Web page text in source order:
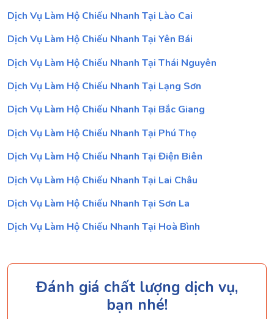
Dịch Vụ Làm Hộ Chiếu Nhanh Tại Lào Cai
Dịch Vụ Làm Hộ Chiếu Nhanh Tại Yên Bái
Dịch Vụ Làm Hộ Chiếu Nhanh Tại Thái Nguyên
Dịch Vụ Làm Hộ Chiếu Nhanh Tại Lạng Sơn
Dịch Vụ Làm Hộ Chiếu Nhanh Tại Bắc Giang
Dịch Vụ Làm Hộ Chiếu Nhanh Tại Phú Thọ
Dịch Vụ Làm Hộ Chiếu Nhanh Tại Điện Biên
Dịch Vụ Làm Hộ Chiếu Nhanh Tại Lai Châu
Dịch Vụ Làm Hộ Chiếu Nhanh Tại Sơn La
Dịch Vụ Làm Hộ Chiếu Nhanh Tại Hoà Bình
Đánh giá chất lượng dịch vụ,
bạn nhé!